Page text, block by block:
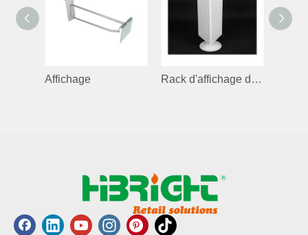
Affichage Rack d'affichage du spinner de comptoir pour le boîtier de téléphone / accessoires